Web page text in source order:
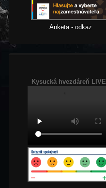
Anketa - odkaz
Kysucká hvezdáreň LIVE